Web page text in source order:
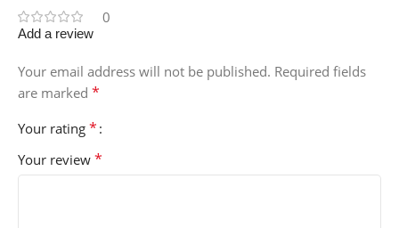
0
Add a review
Your email address will not be published. Required fields
are marked *
Your rating *
Your review *